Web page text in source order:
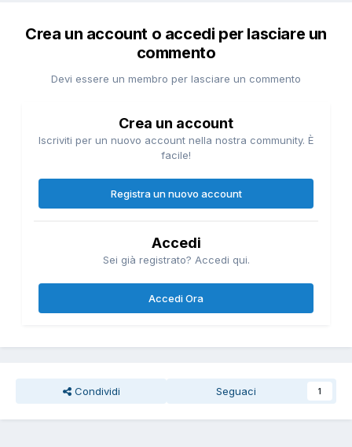
Crea un account o accedi per lasciare un
commento
Devi essere un membro per lasciare un commento
Crea un account
Iscriviti per un nuovo account nella nostra community. È
facile!
Registra un nuovo account
Accedi
Sei già registrato? Accedi qui.
Accedi Ora
Condividi Seguaci 1